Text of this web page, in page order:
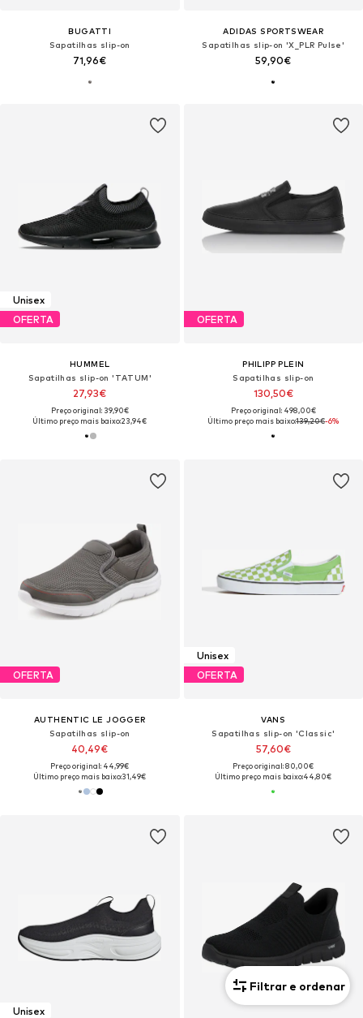
BUGATTI
Sapatilhas slip-on
71,96€
ADIDAS SPORTSWEAR
Sapatilhas slip-on 'X_PLR Pulse'
59,90€
Unisex
OFERTA
HUMMEL
Sapatilhas slip-on 'TATUM'
27,93€
Preço original: 39,90€
Último preço mais baixo:23,94€
OFERTA
PHILIPP PLEIN
Sapatilhas slip-on
130,50€
Preço original: 498,00€
Último preço mais baixo:139,20€-6%
OFERTA
AUTHENTIC LE JOGGER
Sapatilhas slip-on
40,49€
Preço original: 44,99€
Último preço mais baixo:31,49€
Unisex
OFERTA
VANS
Sapatilhas slip-on 'Classic'
57,60€
Preço original: 80,00€
Último preço mais baixo:44,80€
Unisex
Filtrar e ordenar